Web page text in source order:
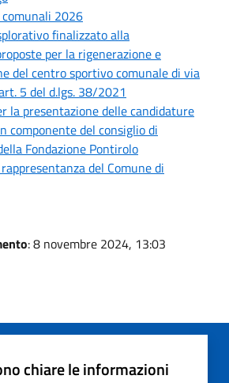
2026
finalizzato alla
per la rigenerazione e
del centro sportivo comunale di via
5 del d.lgs. 38/2021
la presentazione delle candidature
componente del consiglio di
Fondazione Pontirolo
del Comune di
: 8 novembre 2024, 13:03
chiare le informazioni